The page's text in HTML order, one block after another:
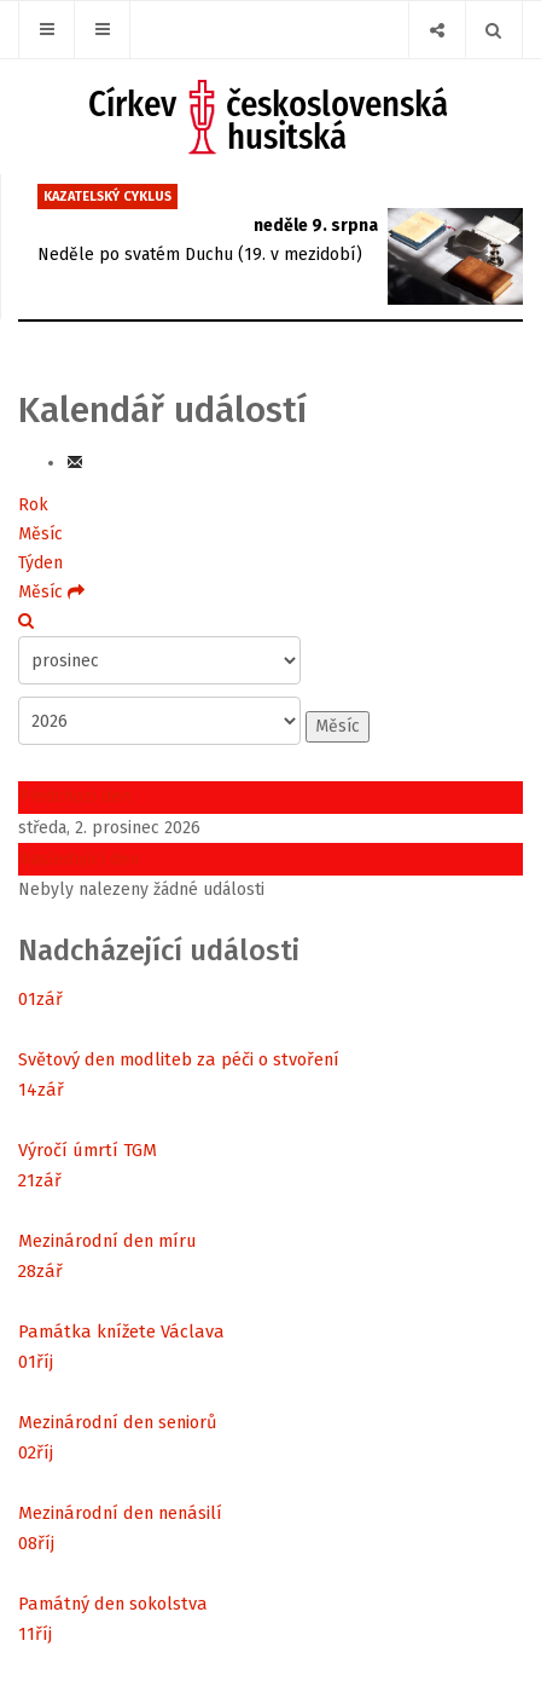
KAZATELSKÝ CYKLUS
neděle 9. srpna
Neděle po svatém Duchu (19. v mezidobí)
Kalendář událostí
Rok
Měsíc
Týden
Měsíc
Měsíc
Předchozí den
středa, 2. prosinec 2026
Následující den
Nebyly nalezeny žádné události
Nadcházející události
01zář
Světový den modliteb za péči o stvoření
14zář
Výročí úmrtí TGM
21zář
Mezinárodní den míru
28zář
Památka knížete Václava
01říj
Mezinárodní den seniorů
02říj
Mezinárodní den nenásilí
08říj
Památný den sokolstva
11říj